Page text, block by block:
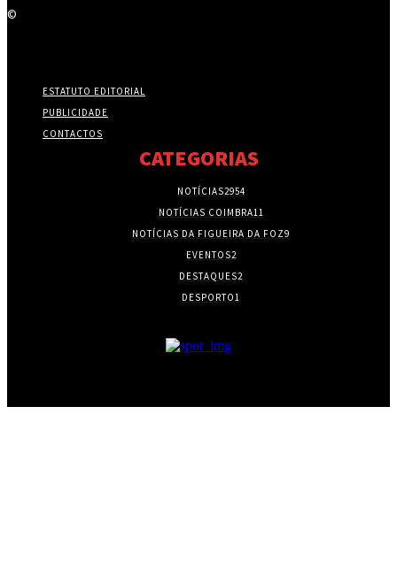
©
ESTATUTO EDITORIAL
PUBLICIDADE
CONTACTOS
CATEGORIAS
NOTÍCIAS2954
NOTÍCIAS COIMBRA11
NOTÍCIAS DA FIGUEIRA DA FOZ9
EVENTOS2
DESTAQUES2
DESPORTO1